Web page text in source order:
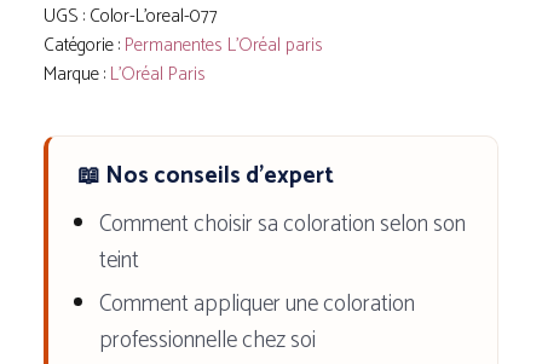
UGS : Color-L'oreal-077
Catégorie : Permanentes L'Oréal paris
Marque : L'Oréal Paris
📖 Nos conseils d'expert
Comment choisir sa coloration selon son
teint
Comment appliquer une coloration
professionnelle chez soi